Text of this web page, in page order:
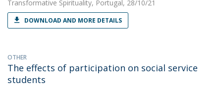
Transformative Spirituality, Portugal, 28/10/21
DOWNLOAD AND MORE DETAILS
OTHER
The effects of participation on social service
students